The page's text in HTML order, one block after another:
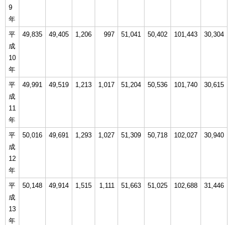
9
年
平
成
10
年
49,835 49,405 1,206 997 51,041 50,402 101,443 30,304
平
成
11
年
49,991 49,519 1,213 1,017 51,204 50,536 101,740 30,615
平
成
12
年
50,016 49,691 1,293 1,027 51,309 50,718 102,027 30,940
平
成
13
年
50,148 49,914 1,515 1,111 51,663 51,025 102,688 31,446